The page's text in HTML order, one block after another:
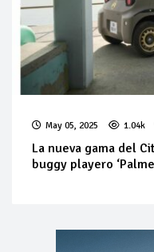
May 05, 2025 1.04k
La nueva gama del
buggy playero